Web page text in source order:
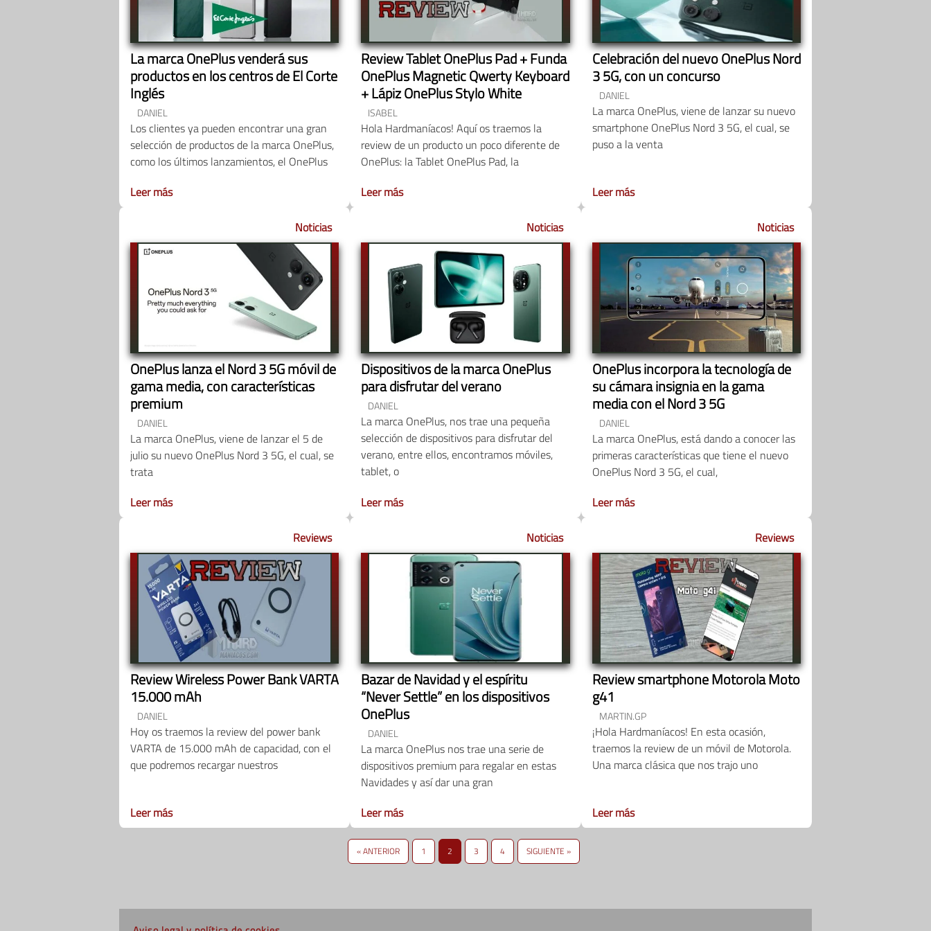
La marca OnePlus venderá sus
productos en los centros de El Corte
Inglés
DANIEL
Los clientes ya pueden encontrar una gran
selección de productos de la marca OnePlus,
como los últimos lanzamientos, el OnePlus
Leer más
Review Tablet OnePlus Pad + Funda
OnePlus Magnetic Qwerty Keyboard
+ Lápiz OnePlus Stylo White
ISABEL
Hola Hardmaníacos! Aquí os traemos la
review de un producto un poco diferente de
OnePlus: la Tablet OnePlus Pad, la
Leer más
Celebración del nuevo OnePlus Nord
3 5G, con un concurso
DANIEL
La marca OnePlus, viene de lanzar su nuevo
smartphone OnePlus Nord 3 5G, el cual, se
puso a la venta
Leer más
Noticias
OnePlus lanza el Nord 3 5G móvil de
gama media, con características
premium
DANIEL
La marca OnePlus, viene de lanzar el 5 de
julio su nuevo OnePlus Nord 3 5G, el cual, se
trata
Leer más
Noticias
Dispositivos de la marca OnePlus
para disfrutar del verano
DANIEL
La marca OnePlus, nos trae una pequeña
selección de dispositivos para disfrutar del
verano, entre ellos, encontramos móviles,
tablet, o
Leer más
Noticias
OnePlus incorpora la tecnología de
su cámara insignia en la gama
media con el Nord 3 5G
DANIEL
La marca OnePlus, está dando a conocer las
primeras características que tiene el nuevo
OnePlus Nord 3 5G, el cual,
Leer más
Reviews
Review Wireless Power Bank VARTA
15.000 mAh
DANIEL
Hoy os traemos la review del power bank
VARTA de 15.000 mAh de capacidad, con el
que podremos recargar nuestros
Leer más
Noticias
Bazar de Navidad y el espíritu
“Never Settle” en los dispositivos
OnePlus
DANIEL
La marca OnePlus nos trae una serie de
dispositivos premium para regalar en estas
Navidades y así dar una gran
Leer más
Reviews
Review smartphone Motorola Moto
g41
MARTIN.GP
¡Hola Hardmaníacos! En esta ocasión,
traemos la review de un móvil de Motorola.
Una marca clásica que nos trajo uno
Leer más
« ANTERIOR 1 2 3 4 SIGUIENTE »